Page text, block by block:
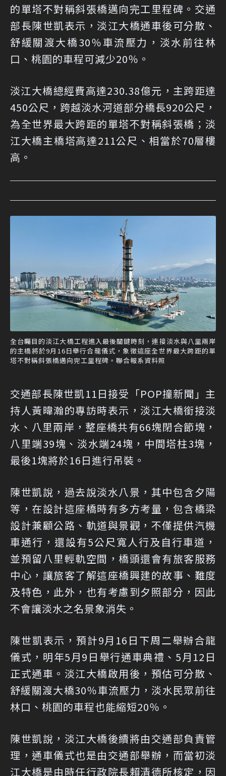
的單塔不對稱斜張橋邁向完工里程碑。交通
部長陳世凱表示，淡江大橋通車後可分散、
舒緩關渡大橋30％車流壓力，淡水前往林
口、桃園的車程可減少20％。
淡江大橋總經費高達230.38億元，主跨距達
450公尺，跨越淡水河道部分橋長920公尺，
為全世界最大跨距的單塔不對稱斜張橋；淡
江大橋主橋塔高達211公尺、相當於70層樓
高。
全台矚目的淡江大橋工程進入最後關鍵時刻，連接淡水與八里兩岸
的主橋將於9月16日舉行合龍儀式，象徵這座全世界最大跨距的單
塔不對稱斜張橋邁向完工里程碑。聯合報系資料照
交通部長陳世凱11日接受「POP撞新聞」主
持人黃暐瀚的專訪時表示，淡江大橋銜接淡
水、八里兩岸，整座橋共有66塊閉合節塊，
八里端39塊、淡水端24塊，中間塔柱3塊，
最後1塊將於16日進行吊裝。
陳世凱說，過去說淡水八景，其中包含夕陽
等，在設計這座橋時有多方考量，包含橋梁
設計兼顧公路、軌道與景觀，不僅提供汽機
車通行，還設有5公尺寬人行及自行車道，
並預留八里輕軌空間，橋頭還會有旅客服務
中心，讓旅客了解這座橋興建的故事、難度
及特色，此外，也有考慮到夕照部分，因此
不會讓淡水之名景象消失。
陳世凱表示，預計9月16日下周二舉辦合龍
儀式，明年5月9日舉行通車典禮、5月12日
正式通車。淡江大橋啟用後，預估可分散、
舒緩關渡大橋30％車流壓力，淡水民眾前往
林口、桃園的車程也能縮短20％。
陳世凱說，淡江大橋後續將由交通部負責管
理，通車儀式也是由交通部舉辦，而當初淡
江大橋是由時任行政院長賴清德所核定，因